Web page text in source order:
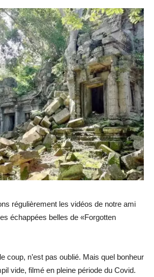
régulièrement les vidéos de notre ami
échappées belles de «Forgotten
coup, n’est pas oublié. Mais quel bonheur
vide, filmé en pleine période du Covid.